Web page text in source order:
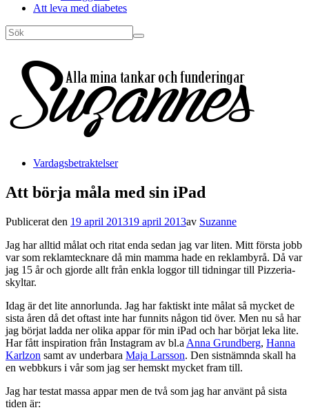
Att leva med diabetes
Vardagsbetraktelser
Att börja måla med sin iPad
Publicerat den 19 april 201319 april 2013av Suzanne
Jag har alltid målat och ritat enda sedan jag var liten. Mitt första jobb
var som reklamtecknare då min mamma hade en reklambyrå. Då var
jag 15 år och gjorde allt från enkla loggor till tidningar till Pizzeria-
skyltar.
Idag är det lite annorlunda. Jag har faktiskt inte målat så mycket de
sista åren då det oftast inte har funnits någon tid över. Men nu så har
jag börjat ladda ner olika appar för min iPad och har börjat leka lite.
Har fått inspiration från Instagram av bl.a Anna Grundberg, Hanna
Karlzon samt av underbara Maja Larsson. Den sistnämnda skall ha
en webbkurs i vår som jag ser hemskt mycket fram till.
Jag har testat massa appar men de två som jag har använt på sista
tiden är: